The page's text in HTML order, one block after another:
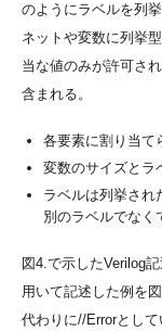
のようにラベルを列挙
ネットや変数に列挙
当な値のみが許可さ
含まれる。
各要素に割り当て
変数のサイズとラ
ラベルは列挙され
別のラベルでなく
図4.で示したVerilog
用いて記述した例を
代わりに//Errorとし